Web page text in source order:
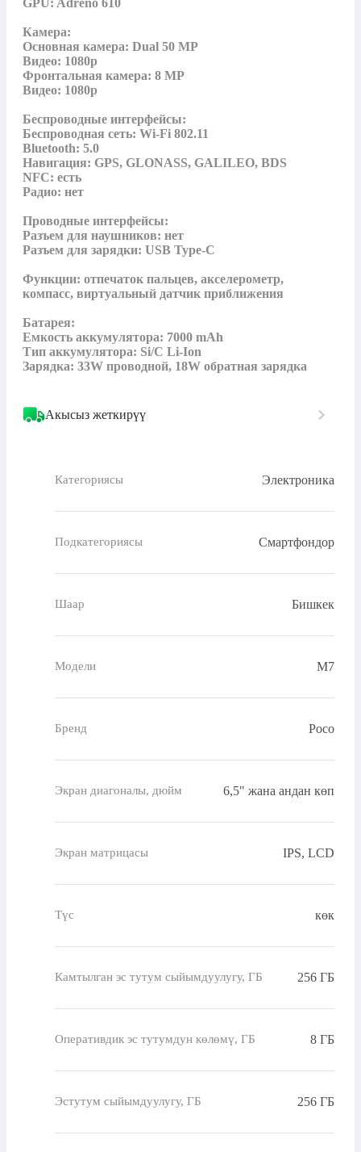
GPU: Adreno 610
Камера:
Основная камера: Dual 50 MP
Видео: 1080p
Фронтальная камера: 8 MP
Видео: 1080p
Беспроводные интерфейсы:
Беспроводная сеть: Wi-Fi 802.11
Bluetooth: 5.0
Навигация: GPS, GLONASS, GALILEO, BDS
NFC: есть
Радио: нет
Проводные интерфейсы:
Разъем для наушников: нет
Разъем для зарядки: USB Type-C
Функции: отпечаток пальцев, акселерометр,
компасс, виртуальный датчик приближения
Батарея:
Емкость аккумулятора: 7000 mAh
Тип аккумулятора: Si/C Li-Ion
Зарядка: 33W проводной, 18W обратная зарядка
Акысыз жеткирүү
Категориясы Электроника
Подкатегориясы Смартфондор
Шаар Бишкек
Модели M7
Бренд Poco
Экран диагоналы, дюйм 6,5" жана андан көп
Экран матрицасы IPS, LCD
Түс көк
Камтылган эс тутум сыйымдуулугу, ГБ 256 ГБ
Оперативдик эс тутумдун көлөмү, ГБ 8 ГБ
Эстутум сыйымдуулугу, ГБ 256 ГБ